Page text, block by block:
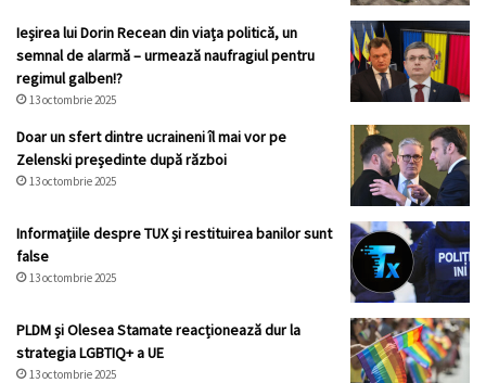
Ieșirea lui Dorin Recean din viața politică, un
semnal de alarmă – urmează naufragiul pentru
regimul galben!?
13 octombrie 2025
Doar un sfert dintre ucraineni îl mai vor pe
Zelenski președinte după război
13 octombrie 2025
Informațiile despre TUX și restituirea banilor sunt
false
13 octombrie 2025
PLDM și Olesea Stamate reacționează dur la
strategia LGBTIQ+ a UE
13 octombrie 2025